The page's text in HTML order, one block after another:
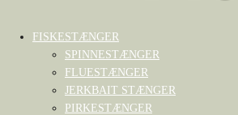
FISKESTÆNGER
SPINNESTÆNGER
FLUESTÆNGER
JERKBAIT STÆNGER
PIRKESTÆNGER